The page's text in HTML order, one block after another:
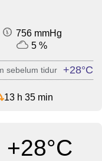
756 mmHg
5 %
sebelum tidur +28°C
13 h 35 min
+28°C